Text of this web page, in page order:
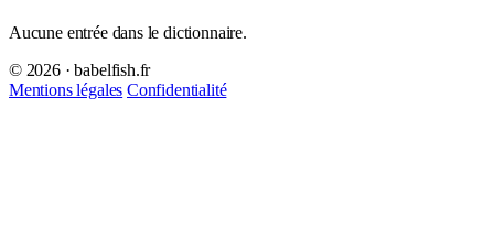
Aucune entrée dans le dictionnaire.
© 2026 · babelfish.fr
Mentions légales Confidentialité